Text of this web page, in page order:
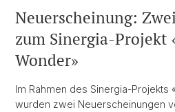
Neuerscheinung:
zum Sinergia-Projekt
Wonder»
Im Rahmen des Sinergia-Projekts
wurden zwei Neuerscheinungen